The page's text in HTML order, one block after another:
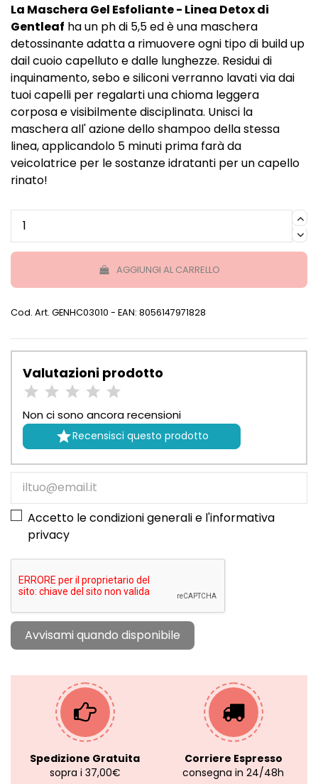
La Maschera Gel Esfoliante - Linea Detox di
Gentleaf ha un ph di 5,5 ed è una maschera
detossinante adatta a rimuovere ogni tipo di build up
dail cuoio capelluto e dalle lunghezze. Residui di
inquinamento, sebo e siliconi verranno lavati via dai
tuoi capelli per regalarti una chioma leggera
corposa e visibilmente disciplinata. Unisci la
maschera all' azione dello shampoo della stessa
linea, applicandolo 5 minuti prima farà da
veicolatrice per le sostanze idratanti per un capello
rinato!
AGGIUNGI AL CARRELLO
Cod. Art. GENHC03010 - EAN: 8056147971828
Valutazioni prodotto
Non ci sono ancora recensioni
Recensisci questo prodotto
Accetto le condizioni generali e l'informativa
privacy
Spedizione Gratuita
sopra i 37,00€
Corriere Espresso
consegna in 24/48h